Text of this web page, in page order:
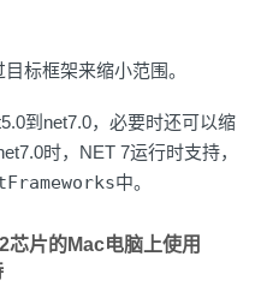
标框架来缩小范围。
到net7.0，必要时还可以缩
时，NET 7运行时支持，
中。
芯片的Mac电脑上使用